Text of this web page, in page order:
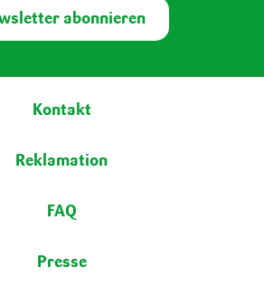
abonnieren
Kontakt
Reklamation
FAQ
Presse